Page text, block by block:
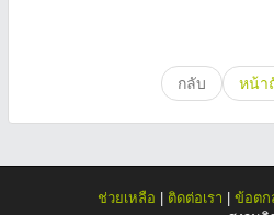
กลับ หน้า
ช่วยเหลือ ติดต่อเรา ข้อตก